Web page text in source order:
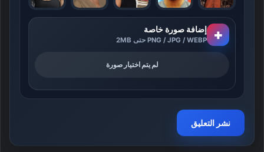
+ إضافة صورة خاصة
PNG / JPG / WEBP حتى 2MB
لم يتم اختيار صورة